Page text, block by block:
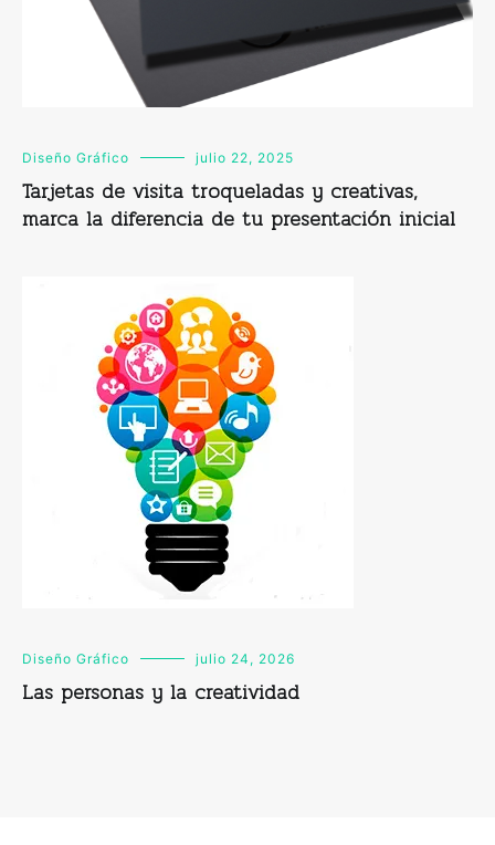
Diseño Gráfico julio 22, 2025
Tarjetas de visita troqueladas y creativas,
marca la diferencia de tu presentación inicial
Diseño Gráfico julio 24, 2026
Las personas y la creatividad